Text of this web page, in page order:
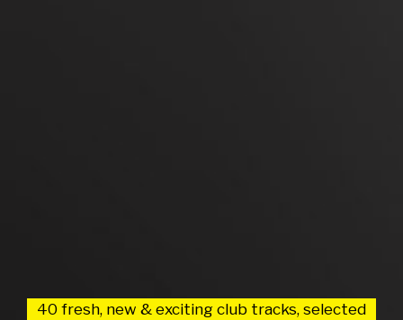
40 fresh, new & exciting club tracks, selected